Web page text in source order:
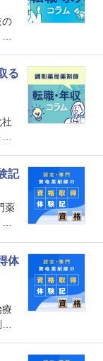
の
。
わ
る
う
格
記
薬
複体